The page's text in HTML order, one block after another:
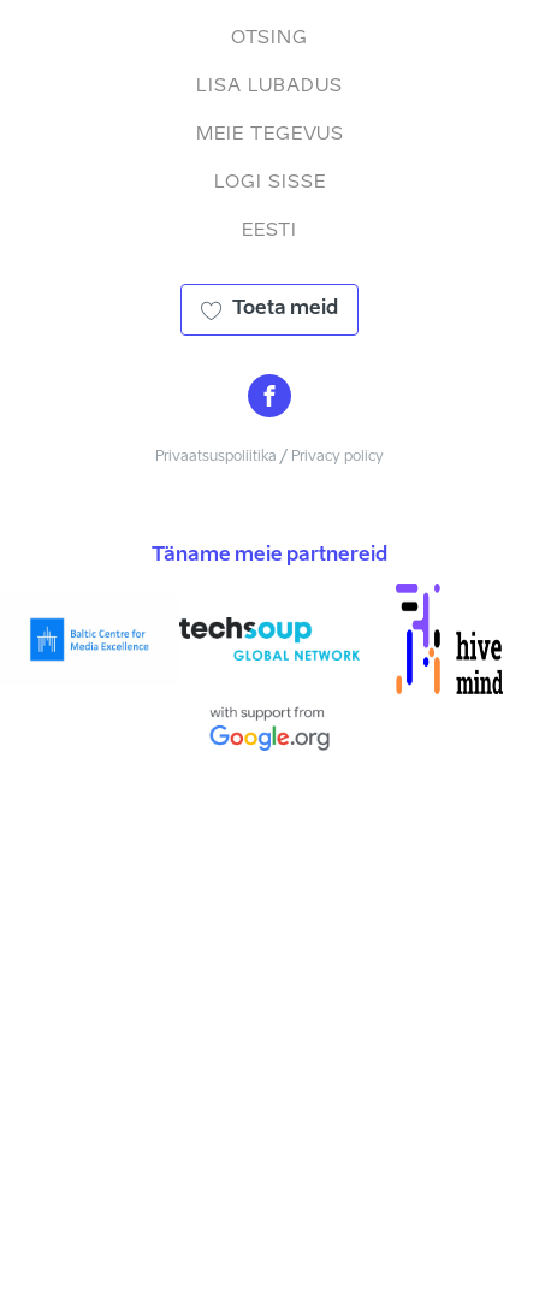
OTSING
LISA LUBADUS
MEIE TEGEVUS
LOGI SISSE
EESTI
Toeta meid
Privaatsuspoliitika / Privacy policy
Täname meie partnereid